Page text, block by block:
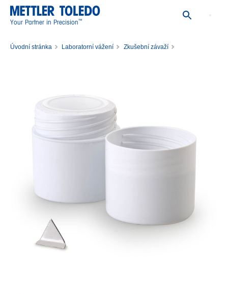
Your Partner in Precision™
Úvodní stránka Laboratorní vážení
Zkušební závaží